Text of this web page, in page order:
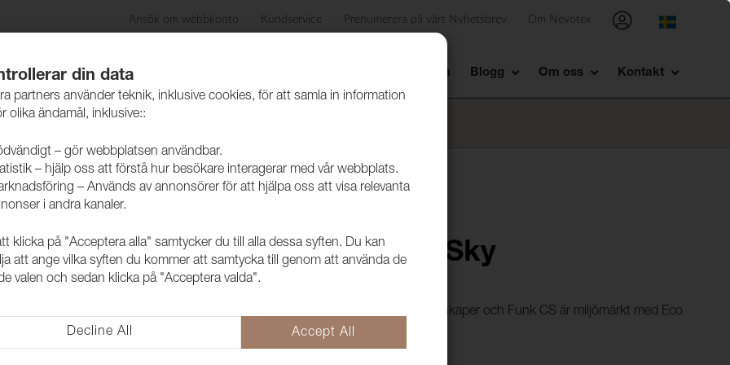
Ansök om webbkonto Kundservice Prenumerera på vårt Nyhetsbrev Om Nevotex
Produkter Skötselråd Showroom Blogg Om oss Kontakt
Tyg Funk CS 9603 Sky
1008523
Trevira CS i retro tappning. Mycket goda egenskaper och Funk CS är miljömärkt med Eco
din data
partners använder teknik, inklusive cookies, för att samla in information
olika ändamål, inklusive::
– gör webbplatsen användbar.
– hjälp oss att förstå hur besökare interagerar med vår webbplats.
– Används av annonsörer för att hjälpa oss att visa relevanta
i andra kanaler.
klicka på "Acceptera alla" samtycker du till alla dessa syften. Du kan
att ange vilka syften du kommer att samtycka till genom att använda de
valen och sedan klicka på "Acceptera valda".
Decline All Accept All